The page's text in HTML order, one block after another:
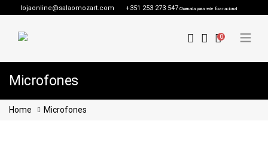
lojaonline@salaomozart.com +351 253 273 547 Chamada para rede fixa nacional
0
Microfones
Home Microfones